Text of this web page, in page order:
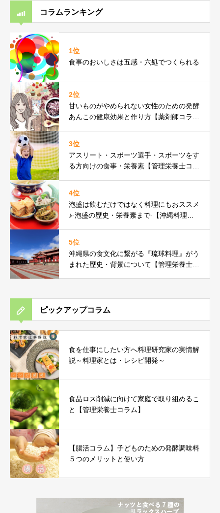
コラムランキング
1位
食事のおいしさは五感・六処でつくられる
2位
甘いものがやめられない女性のための発酵
あんこの健康効果と作り方【薬剤師コラ
3位
アスリート・スポーツ選手・スポーツをす
る方向けの食事・栄養素【管理栄養士コラ
4位
泡盛は飲むだけではなく料理にもおススメ
♪-泡盛の歴史・栄養素まで-【沖縄料理研
5位
沖縄県の食文化に繋がる『琉球料理』がう
まれた歴史・背景について【管理栄養士コ
ピックアップコラム
食を仕事にしたい方へ料理研究家の実情解
説～料理家とは・レシピ開発～
食品ロス削減に向けて家庭で取り組めるこ
と【管理栄養士コラム】
【腸活コラム】子どものための発酵調味料
５つのメリットと使い方